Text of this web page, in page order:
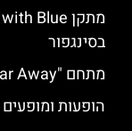
בסינגפור
מתחם "Far Far Away" באולפני יוניברסל בסינגפור
הופעות ומופעים